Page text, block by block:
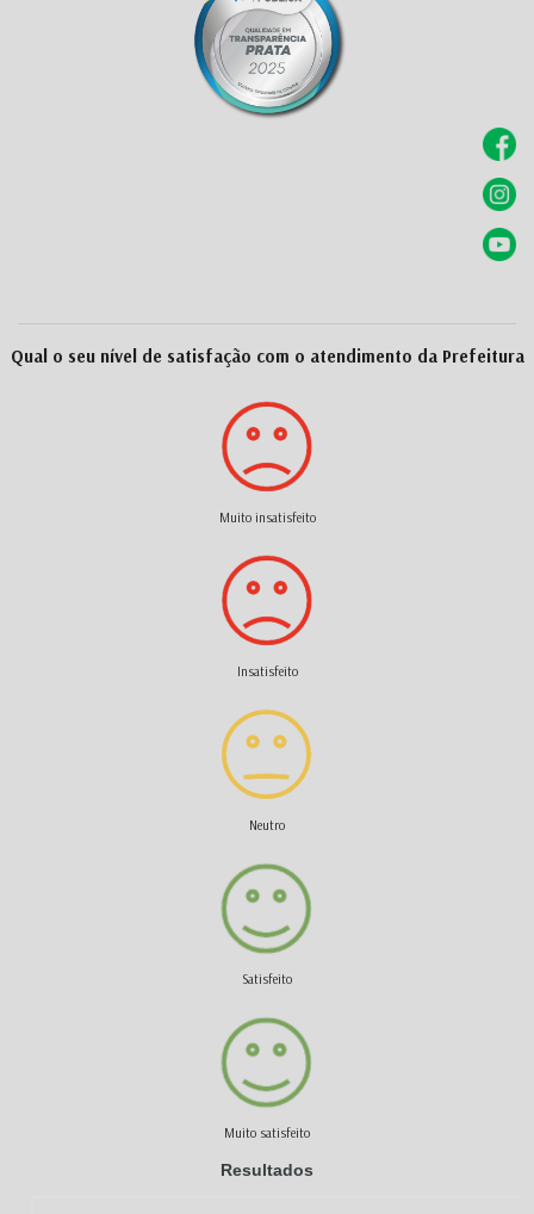
Qual o seu nível de satisfação com o atendimento da Prefeitura
Muito insatisfeito
Insatisfeito
Neutro
Satisfeito
Muito satisfeito
Resultados